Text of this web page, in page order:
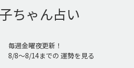
ちゃん占い
毎週金曜夜更新！
8/8〜8/14までの 運勢を見る